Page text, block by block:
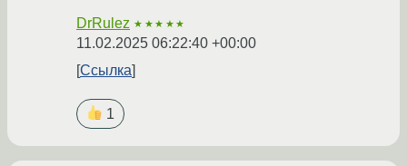
DrRulez ★★★★★
11.02.2025 06:22:40 +00:00
Ссылка
1